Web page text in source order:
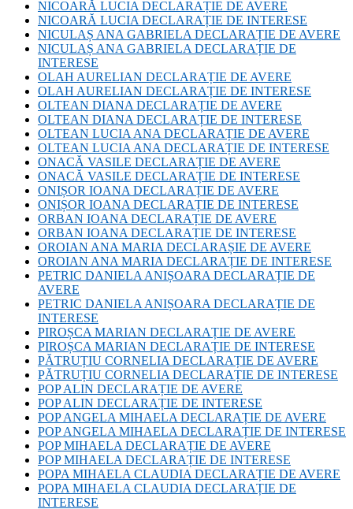
NICOARĂ LUCIA DECLARAȚIE DE AVERE
NICOARĂ LUCIA DECLARAȚIE DE INTERESE
NICULAȘ ANA GABRIELA DECLARAȚIE DE AVERE
NICULAȘ ANA GABRIELA DECLARAȚIE DE
INTERESE
OLAH AURELIAN DECLARAȚIE DE AVERE
OLAH AURELIAN DECLARAȚIE DE INTERESE
OLTEAN DIANA DECLARAȚIE DE AVERE
OLTEAN DIANA DECLARAȚIE DE INTERESE
OLTEAN LUCIA ANA DECLARAȚIE DE AVERE
OLTEAN LUCIA ANA DECLARAȚIE DE INTERESE
ONACĂ VASILE DECLARAȚIE DE AVERE
ONACĂ VASILE DECLARAȚIE DE INTERESE
ONIȘOR IOANA DECLARAȚIE DE AVERE
ONIȘOR IOANA DECLARAȚIE DE INTERESE
ORBAN IOANA DECLARAȚIE DE AVERE
ORBAN IOANA DECLARAȚIE DE INTERESE
OROIAN ANA MARIA DECLARAȘIE DE AVERE
OROIAN ANA MARIA DECLARAȚIE DE INTERESE
PETRIC DANIELA ANIȘOARA DECLARAȚIE DE
AVERE
PETRIC DANIELA ANIȘOARA DECLARAȚIE DE
INTERESE
PIROȘCA MARIAN DECLARAȚIE DE AVERE
PIROȘCA MARIAN DECLARAȚIE DE INTERESE
PĂTRUȚIU CORNELIA DECLARAȚIE DE AVERE
PĂTRUȚIU CORNELIA DECLARAȚIE DE INTERESE
POP ALIN DECLARAȚIE DE AVERE
POP ALIN DECLARAȚIE DE INTERESE
POP ANGELA MIHAELA DECLARAȚIE DE AVERE
POP ANGELA MIHAELA DECLARAȚIE DE INTERESE
POP MIHAELA DECLARAȚIE DE AVERE
POP MIHAELA DECLARAȚIE DE INTERESE
POPA MIHAELA CLAUDIA DECLARAȚIE DE AVERE
POPA MIHAELA CLAUDIA DECLARAȚIE DE
INTERESE